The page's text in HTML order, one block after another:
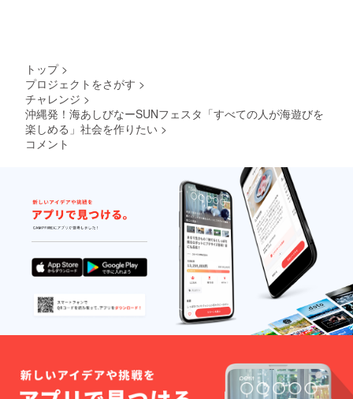
トップ >
プロジェクトをさがす >
チャレンジ >
沖縄発！海あしびなーSUNフェスタ「すべての人が海遊びを
楽しめる」社会を作りたい >
コメント